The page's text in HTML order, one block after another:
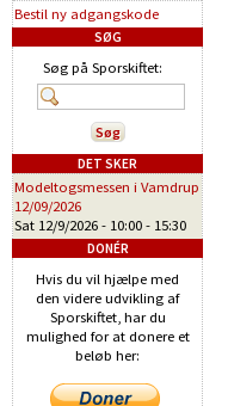
Bestil ny adgangskode
SØG
Søg på Sporskiftet:
DET SKER
Modeltogsmessen i Vamdrup
12/09/2026
Sat 12/9/2026 - 10:00 - 15:30
DONÉR
Hvis du vil hjælpe med
den videre udvikling af
Sporskiftet, har du
mulighed for at donere et
beløb her: